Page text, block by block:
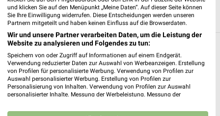
Heute 08:00 - 20:00 Uhr | Geöffnet
505,59 km
Drogerie & Parfümerie Angebote und
Prospekte für Bausendorf
7 Prospekte
und klicken Sie auf den Menüpunkt „Meine Daten“. Auf dieser Seite können
Sie Ihre Einwilligung widerrufen. Diese Entscheidungen werden unseren
Partnern mitgeteilt und haben keinen Einfluss auf die Browserdaten.
Wir und unsere Partner verarbeiten Daten, um die Leistung der
Website zu analysieren und Folgendes zu tun:
Speichern von oder Zugriff auf Informationen auf einem Endgerät.
Verwendung reduzierter Daten zur Auswahl von Werbeanzeigen. Erstellung
von Profilen für personalisierte Werbung. Verwendung von Profilen zur
Auswahl personalisierter Werbung. Erstellung von Profilen zur
Personalisierung von Inhalten. Verwendung von Profilen zur Auswahl
personalisierter Inhalte. Messung der Werbeleistung. Messung der
Kombinationen von Daten aus verschiedenen Quellen. Entwicklung und